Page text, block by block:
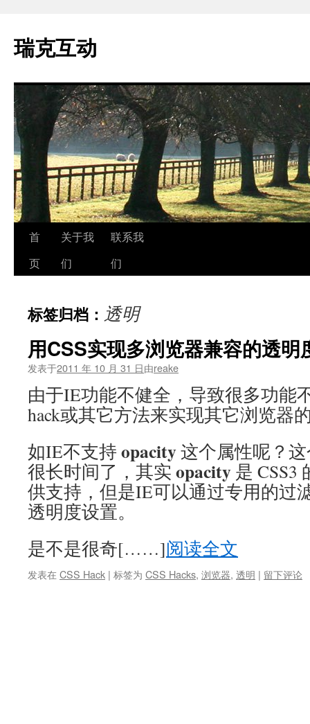
瑞克互动
跳
至
文
首
页
关于我
们
联系我
们
标签归档： 透明
用CSS实现多浏览器兼容的透明
发表于2011 年 10 月 31 日由reake
由于IE功能不健全，导致很多功能
hack或其它方法来实现其它浏览器
如IE不支持 opacity这个属性呢？
很长时间了，其实 opacity 是 CSS3
供支持，但是IE可以通过专用的过
透明度设置。
是不是很奇[……]阅读全文
发表在 CSS Hack | 标签为 CSS Hacks, 浏览器, 透明 | 留下评论